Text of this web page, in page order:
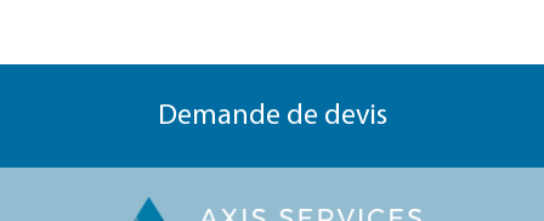
Demande de devis